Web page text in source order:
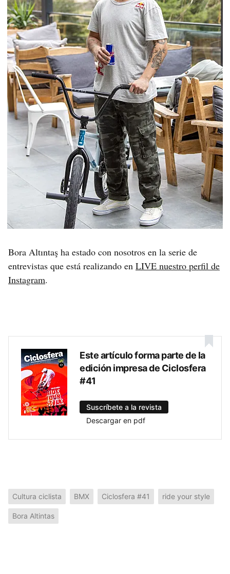
Bora Altıntaş ha estado con nosotros en la serie de
entrevistas que está realizando en LIVE nuestro perfil de
Instagram.
Este artículo forma parte de la
edición impresa de Ciclosfera
#41
Suscríbete a la revista
Descargar en pdf
Cultura ciclista BMX Ciclosfera #41 ride your style
Bora Altintas